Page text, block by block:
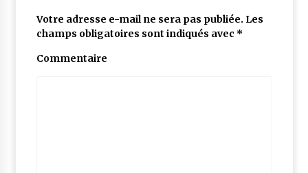
Votre adresse e-mail ne sera pas publiée. Les
champs obligatoires sont indiqués avec *
Commentaire